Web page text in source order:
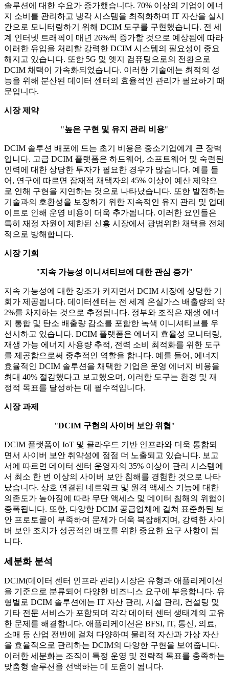
솔루션에 대한 수요가 증가했습니다. 70% 이상의 기업이 에너
지 소비를 관리하고 냉각 시스템을 최적화하며 IT 자산을 실시
간으로 모니터링하기 위해 DCIM 도구를 구현했습니다. 전 세
계 인터넷 트래픽이 매년 26%씩 증가할 것으로 예상됨에 따라
이러한 유입을 처리할 강력한 DCIM 시스템의 필요성이 중요
해지고 있습니다. 또한 5G 및 엣지 컴퓨팅으로의 전환으로
DCIM 채택이 가속화되었습니다. 이러한 기술에는 최적의 성
능을 위해 분산된 데이터 센터의 효율적인 관리가 필요하기 때
문입니다.
시장 제약
"높은 구현 및 유지 관리 비용"
DCIM 솔루션 배포에 드는 초기 비용은 중소기업에게 큰 장벽
입니다. 고급 DCIM 플랫폼은 하드웨어, 소프트웨어 및 숙련된
인력에 대한 상당한 투자가 필요한 경우가 많습니다. 예를 들
어, 연구에 따르면 잠재적 채택자의 45% 이상이 예산 제약으
로 인해 구현을 지연하는 것으로 나타났습니다. 또한 발전하는
기술과의 호환성을 보장하기 위한 지속적인 유지 관리 및 업데
이트로 인해 운영 비용이 더욱 추가됩니다. 이러한 요인들은
특히 재정 자원이 제한된 신흥 시장에서 광범위한 채택을 전체
적으로 방해합니다.
시장 기회
"지속 가능성 이니셔티브에 대한 관심 증가"
지속 가능성에 대한 강조가 커지면서 DCIM 시장에 상당한 기
회가 제공됩니다. 데이터센터는 전 세계 온실가스 배출량의 약
2%를 차지하는 것으로 추정됩니다. 정부와 조직은 재생 에너
지 통합 및 탄소 배출량 감소를 포함한 녹색 이니셔티브를 우
선시하고 있습니다. DCIM 플랫폼은 에너지 효율성 모니터링,
재생 가능 에너지 사용량 추적, 전력 소비 최적화를 위한 도구
를 제공함으로써 중추적인 역할을 합니다. 예를 들어, 에너지
효율적인 DCIM 솔루션을 채택한 기업은 운영 에너지 비용을
최대 40% 절감했다고 보고했으며, 이러한 도구는 환경 및 재
정적 목표를 달성하는 데 필수적입니다.
시장 과제
"DCIM 구현의 사이버 보안 위협 "
DCIM 플랫폼이 IoT 및 클라우드 기반 인프라와 더욱 통합되
면서 사이버 보안 취약성에 점점 더 노출되고 있습니다. 보고
서에 따르면 데이터 센터 운영자의 35% 이상이 관리 시스템에
서 최소 한 번 이상의 사이버 보안 침해를 경험한 것으로 나타
났습니다. 상호 연결된 네트워크 및 원격 액세스 기능에 대한
의존도가 높아짐에 따라 무단 액세스 및 데이터 침해의 위험이
증폭됩니다. 또한, 다양한 DCIM 공급업체에 걸쳐 표준화된 보
안 프로토콜이 부족하여 문제가 더욱 복잡해지며, 강력한 사이
버 보안 조치가 성공적인 배포를 위한 중요한 요구 사항이 됩
니다.
세분화 분석
DCIM(데이터 센터 인프라 관리) 시장은 유형과 애플리케이션
을 기준으로 분류되어 다양한 비즈니스 요구에 부응합니다. 유
형별로 DCIM 솔루션에는 IT 자산 관리, 시설 관리, 컨설팅 및
기타 전문 서비스가 포함되며 각각 데이터 센터 생태계의 고유
한 문제를 해결합니다. 애플리케이션은 BFSI, IT, 통신, 의료,
소매 등 산업 전반에 걸쳐 다양하며 물리적 자산과 가상 자산
을 효율적으로 관리하는 DCIM의 다양한 구현을 보여줍니다.
이러한 세분화는 조직이 특정 운영 및 전략적 목표를 충족하는
맞춤형 솔루션을 선택하는 데 도움이 됩니다.